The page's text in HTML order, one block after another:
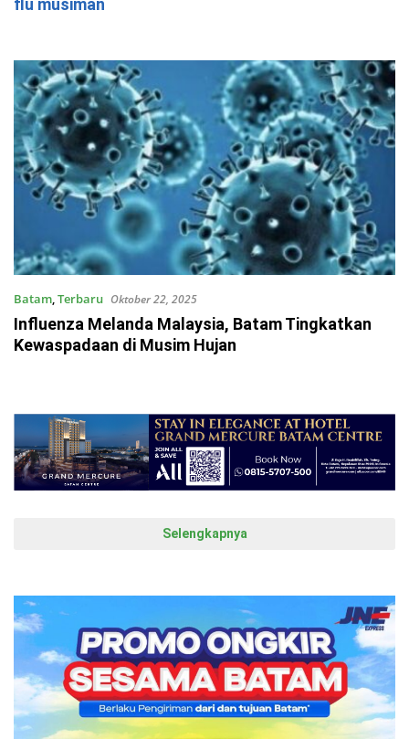
flu musiman
Batam,Terbaru Oktober 22, 2025
Influenza Melanda Malaysia, Batam Tingkatkan
Kewaspadaan di Musim Hujan
Selengkapnya